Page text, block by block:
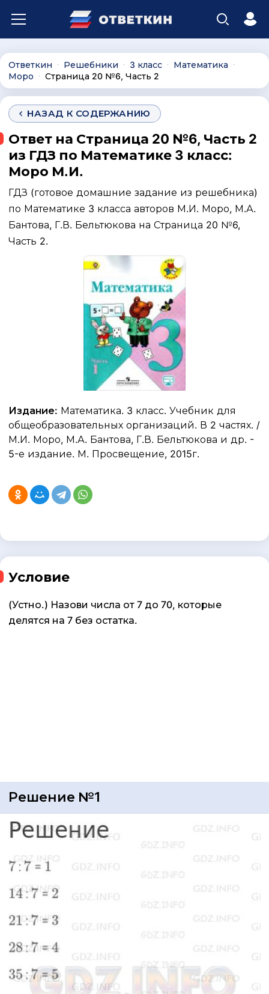
Ответкин ∙ Решебники ∙ 3 класс ∙ Математика ∙
Моро ∙ Страница 20 №6, Часть 2
НАЗАД К СОДЕРЖАНИЮ
Ответ на Страница 20 №6, Часть 2
из ГДЗ по Математике 3 класс:
Моро М.И.
ГДЗ (готовое домашние задание из решебника)
по Математике 3 класса авторов М.И. Моро, М.А.
Бантова, Г.В. Бельтюкова на Страница 20 №6,
Часть 2.
Издание: Математика. 3 класс. Учебник для
общеобразовательных организаций. В 2 частях. /
М.И. Моро, М.А. Бантова, Г.В. Бельтюкова и др. -
5-е издание. М. Просвещение, 2015г.
Условие
(Устно.) Назови числа от 7 до 70, которые
делятся на 7 без остатка.
Решение №1